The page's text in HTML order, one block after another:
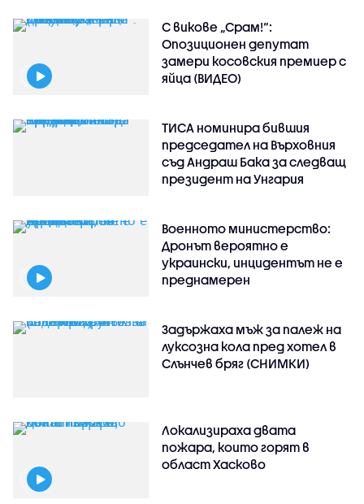
С викове „Срам!“:
Опозиционен депутат
замери косовския премиер с
яйца (ВИДЕО)
ТИСА номинира бившия
председател на Върховния
съд Андраш Бака за следващ
президент на Унгария
Военното министерство:
Дронът вероятно е
украински, инцидентът не е
преднамерен
Задържаха мъж за палеж на
луксозна кола пред хотел в
Слънчев бряг (СНИМКИ)
Локализираха двата
пожара, които горят в
област Хасково